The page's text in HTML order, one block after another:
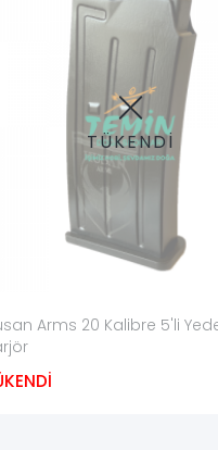
talimatında gösterildiği
önleyen uygun bir çanta veya
TÜKENDİ
Arms 20 Kalibre 5'li